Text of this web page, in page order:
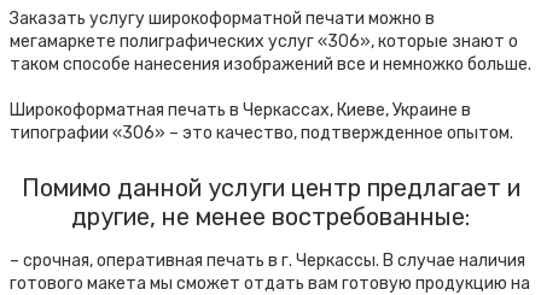
Заказать услугу широкоформатной печати можно в
мегамаркете полиграфических услуг «306», которые знают о
таком способе нанесения изображений все и немножко больше.
Широкоформатная печать в Черкассах, Киеве, Украине в
типографии «306» – это качество, подтвержденное опытом.
Помимо данной услуги центр предлагает и
другие, не менее востребованные:
– срочная, оперативная печать в г. Черкассы. В случае наличия
готового макета мы сможет отдать вам готовую продукцию на